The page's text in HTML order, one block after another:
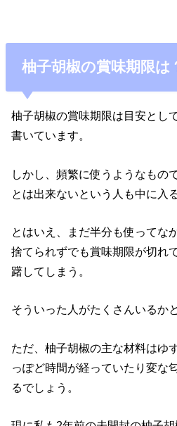
柚子胡椒の賞味期限は
柚子胡椒の賞味期限は目安とし
書いています。
しかし、頻繁に使うようなもの
とは出来ないという人も中に入
とはいえ、まだ半分も使ってな
捨てられずでも賞味期限が切れ
躇してしまう。
そういった人がたくさんいるか
ただ、柚子胡椒の主な材料はゆ
っぽど時間が経っていたり変な
るでしょう。